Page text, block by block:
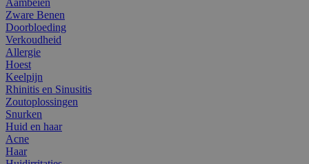
Zware Benen
Doorbloeding
Verkoudheid
Allergie
Hoest
Keelpijn
Rhinitis en Sinusitis
Zoutoplossingen
Snurken
Huid en haar
Acne
Haar